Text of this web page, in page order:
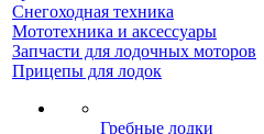
Снегоходная техника
Мототехника и аксессуары
Запчасти для лодочных моторов
Прицепы для лодок
Гребные лодки